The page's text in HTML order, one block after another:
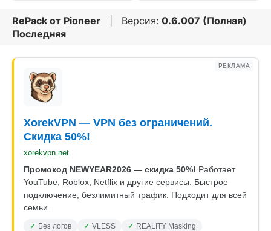
RePack от Pioneer | Версия: 0.6.007 (Полная)
Последняя
РЕКЛАМА
XorekVPN — VPN без ограничений.
Скидка 50%!
xorekvpn.net
Промокод NEWYEAR2026 — скидка 50%! Работает
YouTube, Roblox, Netflix и другие сервисы. Быстрое
подключение, безлимитный трафик. Подходит для всей
семьи.
Без логов VLESS
REALITY Masking